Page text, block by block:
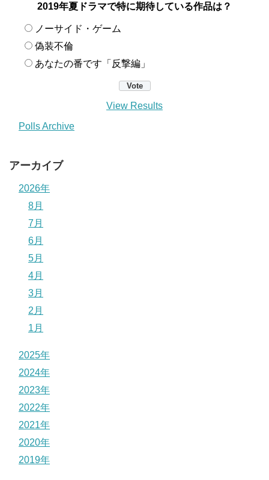
2019年夏ドラマで特に期待している作品は？
ノーサイド・ゲーム
偽装不倫
あなたの番です「反撃編」
View Results
Polls Archive
アーカイブ
2026年
8月
7月
6月
5月
4月
3月
2月
1月
2025年
2024年
2023年
2022年
2021年
2020年
2019年